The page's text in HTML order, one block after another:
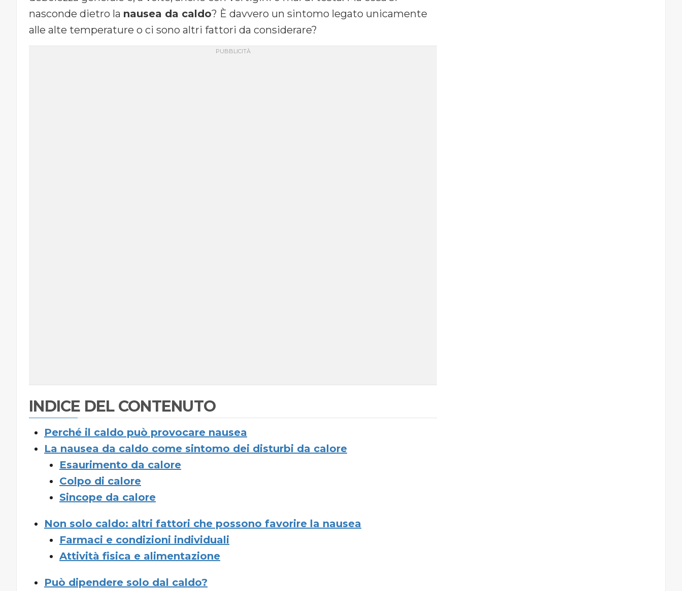
nasconde dietro la nausea da caldo? È davvero un sintomo legato unicamente
alle alte temperature o ci sono altri fattori da considerare?
INDICE DEL CONTENUTO
Perché il caldo può provocare nausea
La nausea da caldo come sintomo dei disturbi da calore
Esaurimento da calore
Colpo di calore
Sincope da calore
Non solo caldo: altri fattori che possono favorire la nausea
Farmaci e condizioni individuali
Attività fisica e alimentazione
Può dipendere solo dal caldo?